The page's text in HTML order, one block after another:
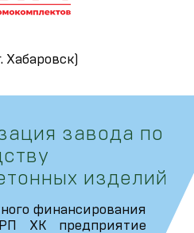
Хабаровск)
завода по
изделий
финансирования
ХК предприятие